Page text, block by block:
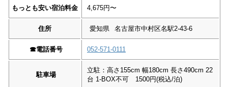
もっとも安い宿泊料金 4,675円〜
住所 愛知県 名古屋市中村区名駅2-43-6
☎︎電話番号 052-571-0111
駐車場
立駐：高さ155cm 幅180cm 長さ490cm 22
台 1-BOX不可 1500円(税込/泊)